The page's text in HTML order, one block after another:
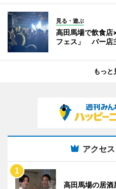
見る・遊ぶ
高田馬場で飲食店
フェス」 バー店
もっと
アクセ
高田馬場の居酒